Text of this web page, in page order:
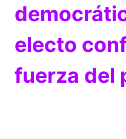
electo
fuerza del